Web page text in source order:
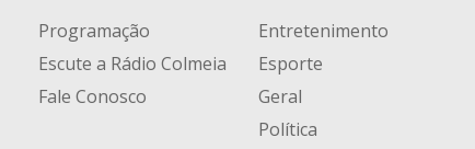
Programação
Escute a Rádio Colmeia
Fale Conosco
Entretenimento
Esporte
Geral
Política